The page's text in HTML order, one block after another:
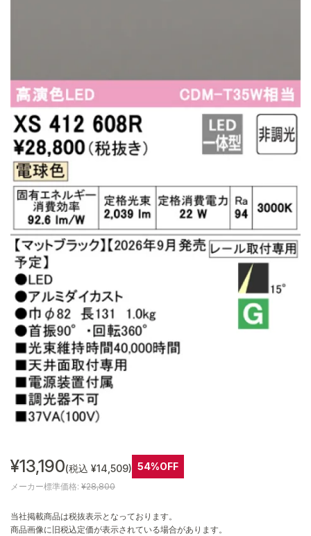
¥13,190(税込 ¥14,509) 54%OFF
メーカー標準価格: ¥28,800
当社掲載商品は税抜表示となっております。
商品画像に旧税込定価が表示されている場合があります。